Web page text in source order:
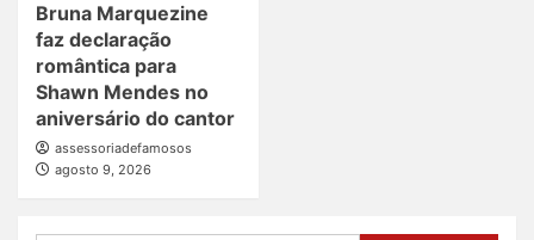
Bruna Marquezine
faz declaração
romântica para
Shawn Mendes no
aniversário do cantor
assessoriadefamosos
agosto 9, 2026